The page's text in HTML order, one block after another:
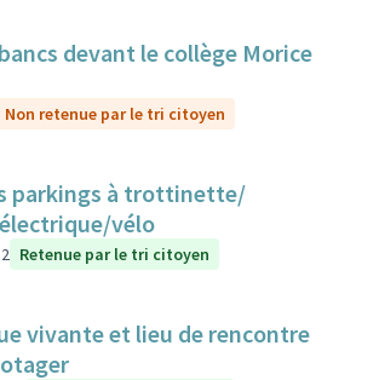
devant le collège Morice
Non retenue par le tri citoyen
parkings à trottinette/
vélo
2 Retenue par le tri citoyen
vivante et lieu de rencontre